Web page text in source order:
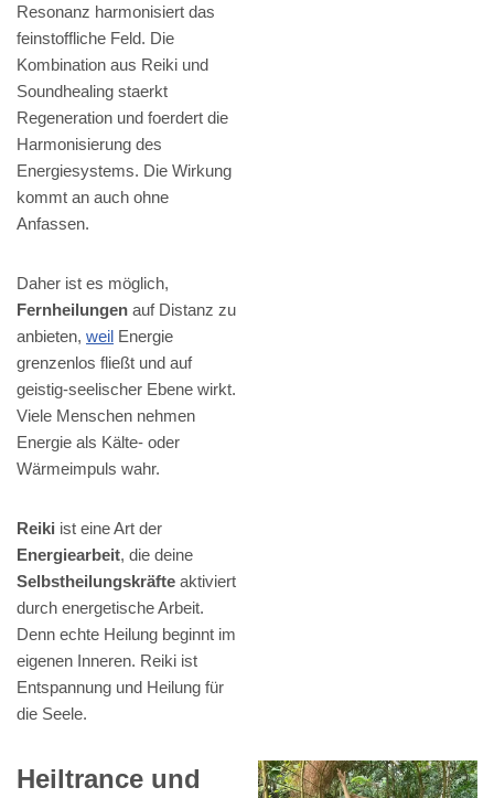
Resonanz harmonisiert das
feinstoffliche Feld. Die
Kombination aus Reiki und
Soundhealing staerkt
Regeneration und foerdert die
Harmonisierung des
Energiesystems. Die Wirkung
kommt an auch ohne
Anfassen.
Daher ist es möglich,
Fernheilungen auf Distanz zu
anbieten, weil Energie
grenzenlos fließt und auf
geistig-seelischer Ebene wirkt.
Viele Menschen nehmen
Energie als Kälte- oder
Wärmeimpuls wahr.
Reiki ist eine Art der
Energiearbeit, die deine
Selbstheilungskräfte aktiviert
durch energetische Arbeit.
Denn echte Heilung beginnt im
eigenen Inneren. Reiki ist
Entspannung und Heilung für
die Seele.
Heiltrance und